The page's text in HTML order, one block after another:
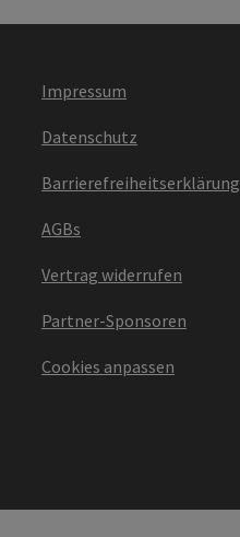
Impressum
Datenschutz
Barrierefreiheitserklärung
AGBs
Vertrag widerrufen
Partner-Sponsoren
Cookies anpassen